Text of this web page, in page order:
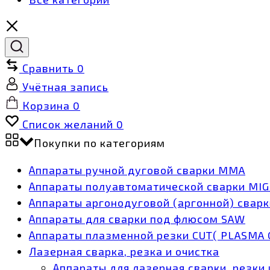
Сравнить 0
Учётная запись
Корзина 0
Список желаний 0
Покупки по категориям
Аппараты ручной дуговой сварки MMA
Аппараты полуавтоматической сварки
Аппараты аргонодуговой (аргонной)
Аппараты для сварки под флюсом SAW
Аппараты плазменной резки CUT( PLASMA
Лазерная сварка, резка и очистка